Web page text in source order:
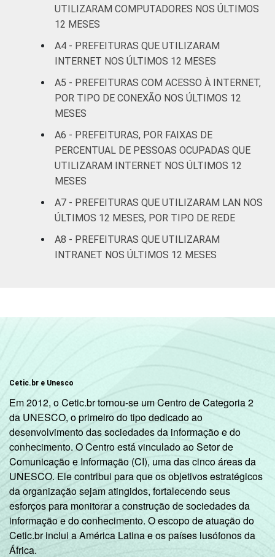
UTILIZARAM COMPUTADORES NOS ÚLTIMOS
12 MESES
A4 - PREFEITURAS QUE UTILIZARAM
INTERNET NOS ÚLTIMOS 12 MESES
A5 - PREFEITURAS COM ACESSO À INTERNET,
POR TIPO DE CONEXÃO NOS ÚLTIMOS 12
MESES
A6 - PREFEITURAS, POR FAIXAS DE
PERCENTUAL DE PESSOAS OCUPADAS QUE
UTILIZARAM INTERNET NOS ÚLTIMOS 12
MESES
A7 - PREFEITURAS QUE UTILIZARAM LAN NOS
ÚLTIMOS 12 MESES, POR TIPO DE REDE
A8 - PREFEITURAS QUE UTILIZARAM
INTRANET NOS ÚLTIMOS 12 MESES
Cetic.br e Unesco
Em 2012, o Cetic.br tornou-se um Centro de Categoria 2
da UNESCO, o primeiro do tipo dedicado ao
desenvolvimento das sociedades da informação e do
conhecimento. O Centro está vinculado ao Setor de
Comunicação e Informação (CI), uma das cinco áreas da
UNESCO. Ele contribui para que os objetivos estratégicos
da organização sejam atingidos, fortalecendo seus
esforços para monitorar a construção de sociedades da
informação e do conhecimento. O escopo de atuação do
Cetic.br inclui a América Latina e os países lusófonos da
África.